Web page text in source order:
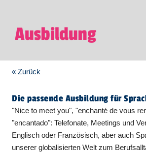
Ausbildung
« Zurück
Die passende Ausbildung für
"Nice to meet you", "enchanté de vous
"encantado": Telefonate, Meetings und
Englisch oder Französisch, aber auch
unserer globalisierten Welt zum